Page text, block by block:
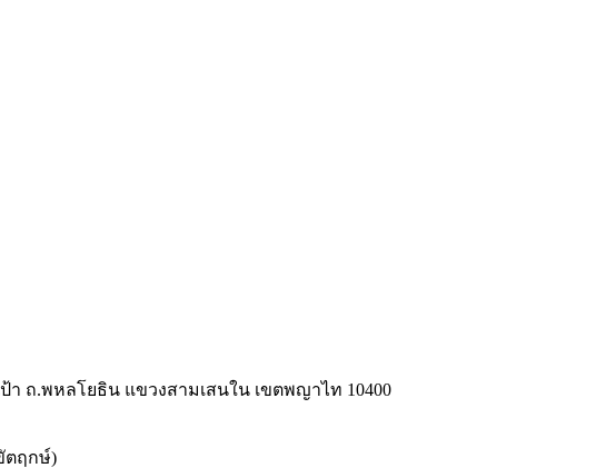
ป้า ถ.พหลโยธิน แขวงสามเสนใน เขตพญาไท 10400
ตฤกษ์)